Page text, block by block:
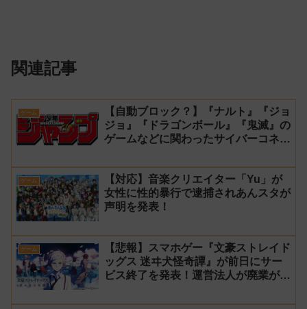
関連記事
ゲーム
【自動ブロック？】『ナルト』『ジョ
ジョ』『ドラゴンボール』『鬼滅』の
ゲームなどに関わったサイバーコネク
ブロックされてしまう
ゲーム
【対応】音楽クリエイター「Yu」が
女性に性的暴行で逮捕されあんスタが
声明を発表！
ゲーム
【悲報】スマホゲー『文豪ストレイド
ッグス 迷ヰ犬怪奇譚』が前日にサー
ビス終了を発表！運営法人が廃業が原